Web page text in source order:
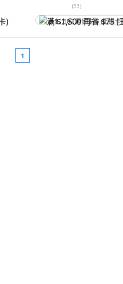
(53)
满 $1,500 再省 $75 (王道卡)
1